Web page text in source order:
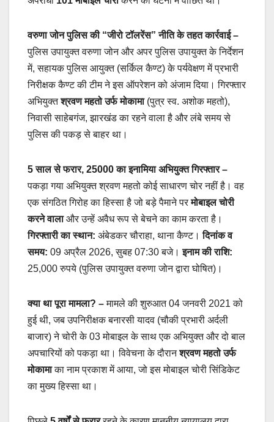
वरुणा जोन पुलिस की “जीरो टॉलरेंस” नीति के तहत कार्रवाई –
पुलिस उपायुक्त वरुणा जोन और अपर पुलिस उपायुक्त के निर्देशन
में, सहायक पुलिस आयुक्त (सर्किल कैण्ट) के पर्यवेक्षण में प्रभारी
निरीक्षक कैण्ट की टीम ने इस ऑपरेशन को अंजाम दिया। गिरफ्तार
अभियुक्तश्रवण महतो उर्फ मोकामा(पुत्र स्व. अशोक महतो),
निवासी साहेबगंज, झारखंड का रहने वाला है और लंबे समय से
पुलिस की पकड़ से बाहर था।
5 साल से फरार, 25000 का इनामिया अभियुक्त गिरफ्तार –
पकड़ा गया अभियुक्त श्रवण महतो कोई साधारण चोर नहीं है। वह
एक संगठित गिरोह का हिस्सा है जो बड़े पैमाने परमोबाइल चोरी
करने वालाऔर उन्हें अवैध रूप से बेचने का काम करता है।
गिरफ्तारी का स्थान: अंबेडकर चौराहा, थाना कैण्ट।दिनांक व
समय: 09 अप्रैल 2026, सुबह 07:30 बजे।इनाम की राशि:
25,000 रुपये (पुलिस उपायुक्त वरुणा जोन द्वारा घोषित)।
क्या था पूरा मामला? –मामले की शुरुआत 04 जनवरी 2021 को
हुई थी, जब उपनिरीक्षक बनारसी यादव (चौकी प्रभारी अर्दली
बाजार) ने चोरी के 03 मोबाइल के साथ एक अभियुक्त और दो बाल
अपचारियों को पकड़ा था। विवेचना के दौरानश्रवण महतो उर्फ
मोकामाका नाम प्रकाश में आया, जो इस मोबाइल चोरी सिंडिकेट
का मुख्य हिस्सा था।